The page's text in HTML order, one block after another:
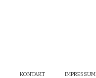
KONTAKT IMPRESSUM